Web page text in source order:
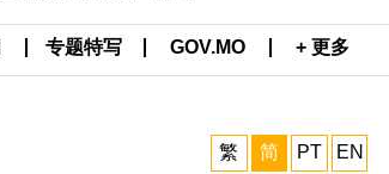
专题特写 GOV.MO + 更多
繁 简 PT EN